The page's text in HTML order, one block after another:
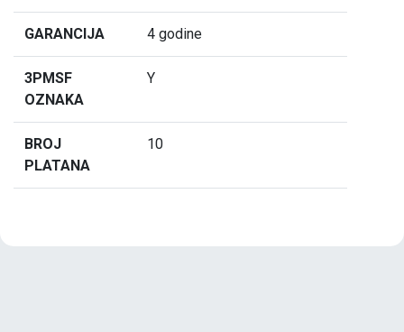
GARANCIJA 4 godine
3PMSF
OZNAKA
Y
BROJ
PLATANA
10